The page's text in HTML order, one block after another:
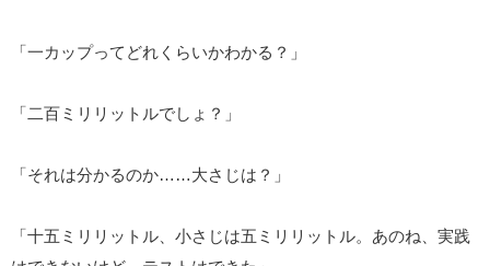
「一カップってどれくらいかわかる？」
「二百ミリリットルでしょ？」
「それは分かるのか……大さじは？」
「十五ミリリットル、小さじは五ミリリットル。あのね、実践